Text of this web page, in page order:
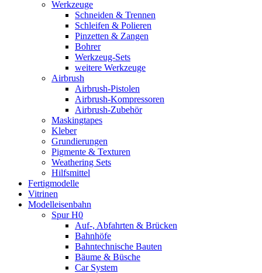
Werkzeuge
Schneiden & Trennen
Schleifen & Polieren
Pinzetten & Zangen
Bohrer
Werkzeug-Sets
weitere Werkzeuge
Airbrush
Airbrush-Pistolen
Airbrush-Kompressoren
Airbrush-Zubehör
Maskingtapes
Kleber
Grundierungen
Pigmente & Texturen
Weathering Sets
Hilfsmittel
Fertigmodelle
Vitrinen
Modelleisenbahn
Spur H0
Auf-, Abfahrten & Brücken
Bahnhöfe
Bahntechnische Bauten
Bäume & Büsche
Car System